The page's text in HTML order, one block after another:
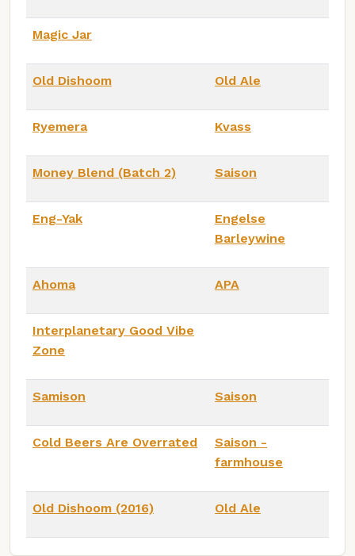
Magic Jar
Old Dishoom Old Ale
Ryemera Kvass
Money Blend (Batch 2) Saison
Eng-Yak
Engelse
Barleywine
Ahoma APA
Interplanetary Good Vibe
Zone
Samison Saison
Cold Beers Are Overrated
Saison -
farmhouse
Old Dishoom (2016) Old Ale